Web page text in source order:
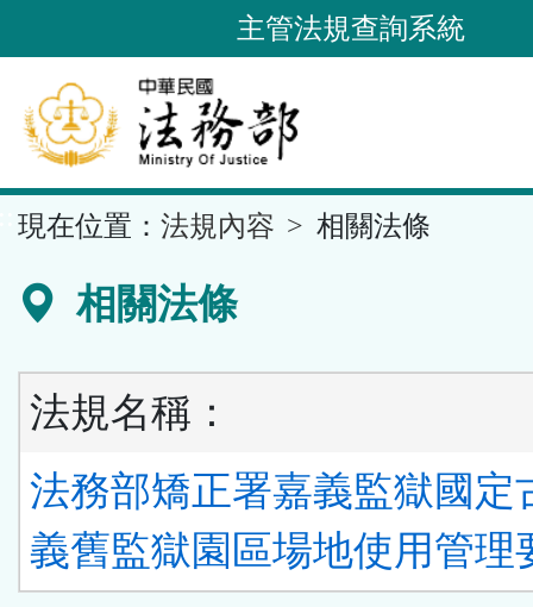
到
要
內
容
區
主管法規查詢系統
現在位置： 法規內容 相關法條
相關法條
法規名稱：
法務部矯正署嘉義監獄國定
義舊監獄園區場地使用管理